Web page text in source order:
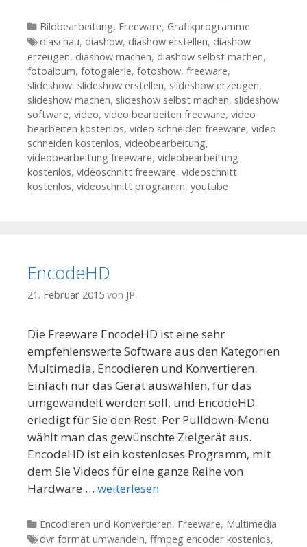
Kategorien
Bildbearbeitung, Freeware, Grafikprogramme
Tags
diaschau, diashow, diashow erstellen, diashow
erzeugen, diashow machen, diashow selbst machen,
fotoalbum, fotogalerie, fotoshow, freeware,
slideshow, slideshow erstellen, slideshow erzeugen,
slideshow machen, slideshow selbst machen, slideshow
software, video, video bearbeiten freeware, video
bearbeiten kostenlos, video schneiden freeware, video
schneiden kostenlos, videobearbeitung,
videobearbeitung freeware, videobearbeitung
kostenlos, videoschnitt freeware, videoschnitt
kostenlos, videoschnitt programm, youtube
EncodeHD
21. Februar 2015 von JP
Die Freeware EncodeHD ist eine sehr
empfehlenswerte Software aus den Kategorien
Multimedia, Encodieren und Konvertieren.
Einfach nur das Gerät auswählen, für das
umgewandelt werden soll, und EncodeHD
erledigt für Sie den Rest. Per Pulldown-Menü
wählt man das gewünschte Zielgerät aus.
EncodeHD ist ein kostenloses Programm, mit
dem Sie Videos für eine ganze Reihe von
Hardware … weiterlesen
Kategorien
Encodieren und Konvertieren, Freeware, Multimedia
Tags
dvr format umwandeln, ffmpeg encoder kostenlos,